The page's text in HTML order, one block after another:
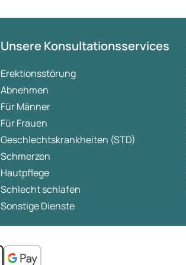
Unsere Konsultationsservices
Erektionsstörung
Abnehmen
Für Männer
Für Frauen
Geschlechtskrankheiten (STD)
Schmerzen
Hautpflege
Schlecht schlafen
Sonstige Dienste